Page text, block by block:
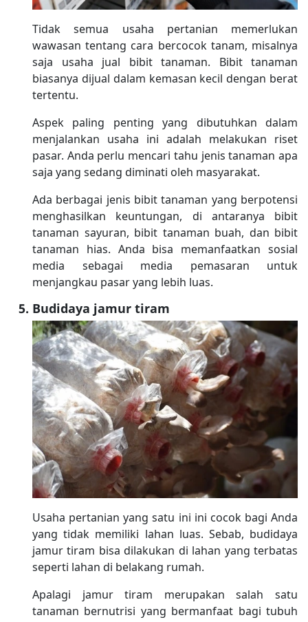
Tidak semua usaha pertanian memerlukan
wawasan tentang cara bercocok tanam, misalnya
saja usaha jual bibit tanaman. Bibit tanaman
biasanya dijual dalam kemasan kecil dengan berat
tertentu.
Aspek paling penting yang dibutuhkan dalam
menjalankan usaha ini adalah melakukan riset
pasar. Anda perlu mencari tahu jenis tanaman apa
saja yang sedang diminati oleh masyarakat.
Ada berbagai jenis bibit tanaman yang berpotensi
menghasilkan keuntungan, di antaranya bibit
tanaman sayuran, bibit tanaman buah, dan bibit
tanaman hias. Anda bisa memanfaatkan sosial
media sebagai media pemasaran untuk
menjangkau pasar yang lebih luas.
Budidaya jamur tiram
Usaha pertanian yang satu ini ini cocok bagi Anda
yang tidak memiliki lahan luas. Sebab, budidaya
jamur tiram bisa dilakukan di lahan yang terbatas
seperti lahan di belakang rumah.
Apalagi jamur tiram merupakan salah satu
tanaman bernutrisi yang bermanfaat bagi tubuh